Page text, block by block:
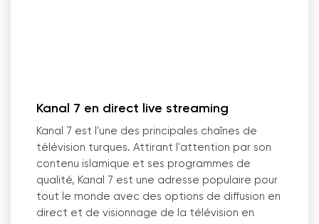
Kanal 7 en direct live streaming
Kanal 7 est l'une des principales chaînes de
télévision turques. Attirant l'attention par son
contenu islamique et ses programmes de
qualité, Kanal 7 est une adresse populaire pour
tout le monde avec des options de diffusion en
direct et de visionnage de la télévision en